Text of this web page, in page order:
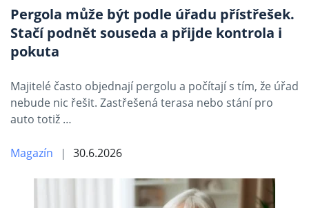
Pergola může být podle úřadu přístřešek.
Stačí podnět souseda a přijde kontrola i
pokuta
Majitelé často objednají pergolu a počítají s tím, že úřad
nebude nic řešit. Zastřešená terasa nebo stání pro
auto totiž …
Magazín 30.6.2026